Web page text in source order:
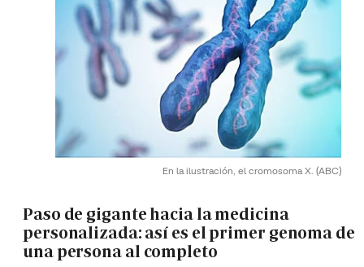
En la ilustración, el cromosoma X. (ABC)
Paso de gigante hacia la medicina
personalizada: así es el primer genoma de
una persona al completo